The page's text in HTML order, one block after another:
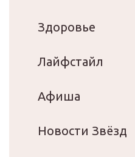
Здоровье
Лайфстайл
Афиша
Новости Звёзд